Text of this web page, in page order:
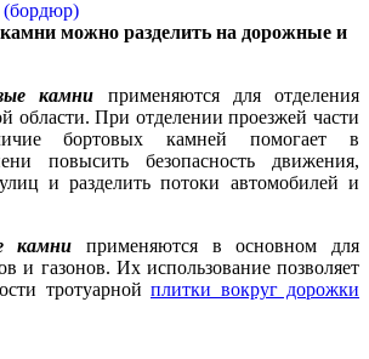
можно разделить на дорожные и
камни применяются для отделения
области. При отделении проезжей части
бортовых камней помогает в
повысить безопасность движения,
и разделить потоки автомобилей и
камни применяются в основном для
и газонов. Их использование позволяет
тротуарной плитки вокруг дорожки